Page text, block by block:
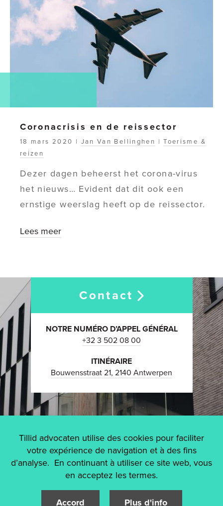
Coronacrisis en de reissector
18 mars 2020 | Jan Van Bellinghen |Toerisme &
reizen
Dezer dagen beheerst het corona-virus
het nieuws… Evident dat dit ook een
ernstige weerslag heeft op de reissector.
Lees meer
Contact
NOTRE NUMÉRO D’APPEL GÉNÉRAL
+32 3 502 08 00
ITINÉRAIRE
Bouwensstraat 21, 2140 Antwerpen
© 2026 TILLID advocaten
Tillid advocaten utilise des cookies pour faciliter
votre expérience de navigation et à des fins
d’analyse. En continuant à utiliser ce site web, vous
en acceptez les termes.
Accord Plus d'info